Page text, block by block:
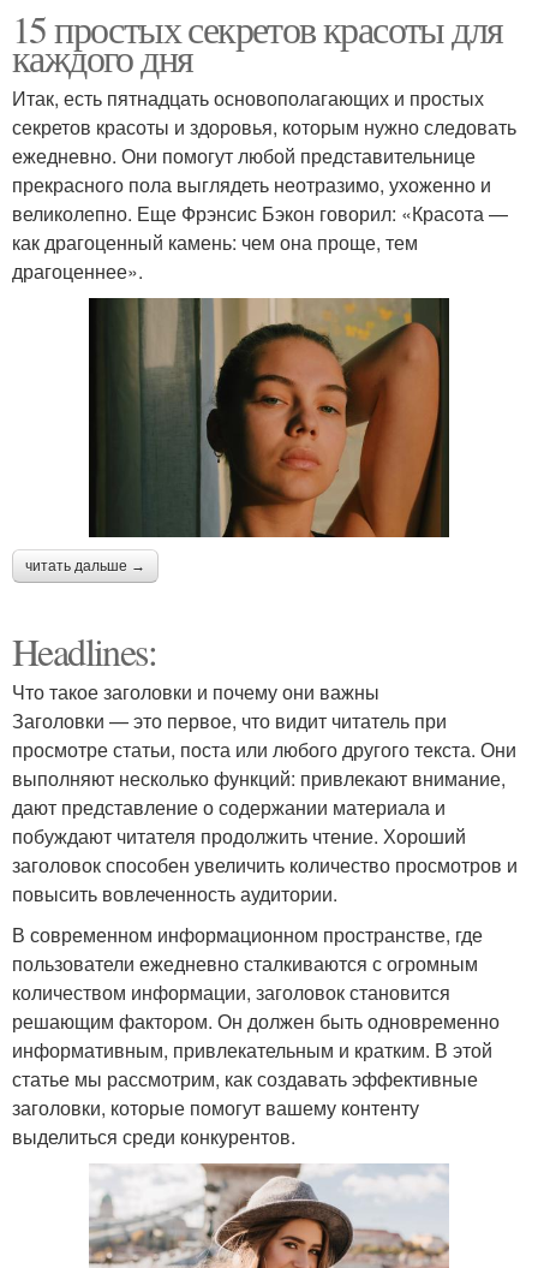
15 простых секретов красоты для
каждого дня
Итак, есть пятнадцать основополагающих и простых
секретов красоты и здоровья, которым нужно следовать
ежедневно. Они помогут любой представительнице
прекрасного пола выглядеть неотразимо, ухоженно и
великолепно. Еще Фрэнсис Бэкон говорил: «Красота —
как драгоценный камень: чем она проще, тем
драгоценнее».
читать дальше →
Headlines:
Что такое заголовки и почему они важны
Заголовки — это первое, что видит читатель при
просмотре статьи, поста или любого другого текста. Они
выполняют несколько функций: привлекают внимание,
дают представление о содержании материала и
побуждают читателя продолжить чтение. Хороший
заголовок способен увеличить количество просмотров и
повысить вовлеченность аудитории.
В современном информационном пространстве, где
пользователи ежедневно сталкиваются с огромным
количеством информации, заголовок становится
решающим фактором. Он должен быть одновременно
информативным, привлекательным и кратким. В этой
статье мы рассмотрим, как создавать эффективные
заголовки, которые помогут вашему контенту
выделиться среди конкурентов.